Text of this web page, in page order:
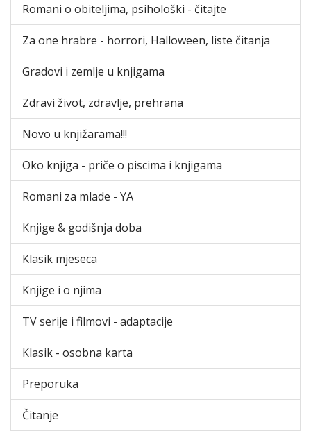
Romani o obiteljima, psihološki - čitajte
Za one hrabre - horrori, Halloween, liste čitanja
Gradovi i zemlje u knjigama
Zdravi život, zdravlje, prehrana
Novo u knjižarama!!!
Oko knjiga - priče o piscima i knjigama
Romani za mlade - YA
Knjige & godišnja doba
Klasik mjeseca
Knjige i o njima
TV serije i filmovi - adaptacije
Klasik - osobna karta
Preporuka
Čitanje